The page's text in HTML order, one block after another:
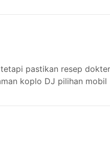
tetapi pastikan resep
koplo DJ pilihan